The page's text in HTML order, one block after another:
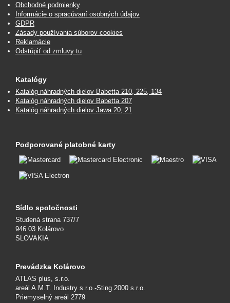
Obchodné podmienky
Informácie o spracúvaní osobných údajov
GDPR
Zásady používania súborov cookies
Reklamácie
Odstúpiť od zmluvy tu
Katalógy
Katalóg náhradných dielov Babetta 210, 225, 134
Katalóg náhradných dielov Babetta 207
Katalóg náhradných dielov Jawa 20, 21
Podporované platobné karty
Sídlo spoločnosti
Studená strana 737/7
946 03 Kolárovo
SLOVAKIA
Prevádzka Kolárovo
ATLAS plus, s.r.o.
areál A.M.T. Industry s.r.o.-Sting 2000 s.r.o.
Priemyselný areál 2779